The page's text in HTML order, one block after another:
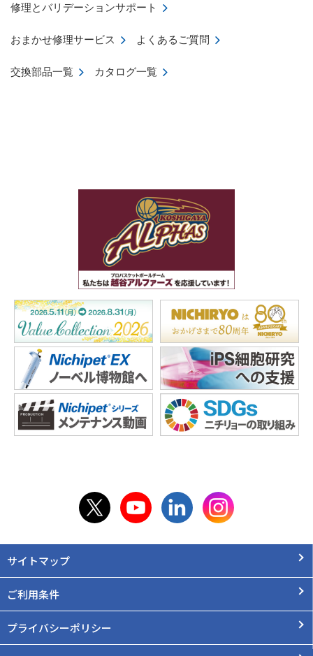
修理とバリデーションサポート
おまかせ修理サービス よくあるご質問
交換部品一覧 カタログ一覧
サイトマップ
ご利用条件
プライバシーポリシー